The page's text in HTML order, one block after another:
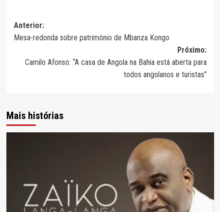
Navegação
de
artigos
Anterior:
Mesa-redonda sobre património de Mbanza Kongo
Próximo:
Camilo Afonso: “A casa de Angola na Bahia está aberta para
todos angolanos e turistas”
Mais histórias